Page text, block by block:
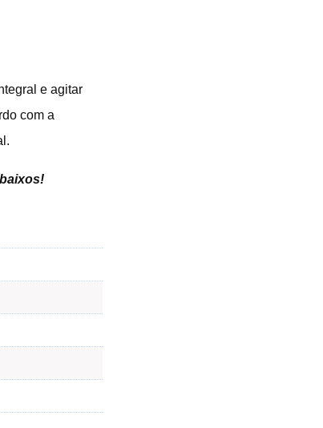
e agitar
com a
!